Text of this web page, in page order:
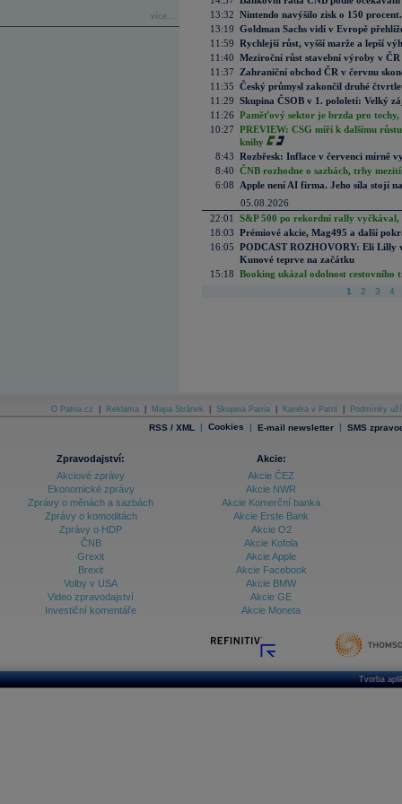
více...
13:32 Nintendo navýšilo zisk o 150
13:19 Goldman Sachs vidí v Evropě
11:59 Rychlejší růst, vyšší marže a lepší
11:40 Meziroční růst stavební výroby v
11:37
Zahraniční obchod ČR v červnu
11:35 Český průmysl zakončil druhé
11:29 Skupina ČSOB v 1. pololetí: Velký
11:26 Paměťový sektor je brzda pro techy,
10:27 PREVIEW: CSG míří k dalšímu
knihy
8:43 Rozbřesk: Inflace v červenci mírně
8:40 ČNB rozhodne o sazbách, trhy
6:08
Apple není AI firma. Jeho síla stojí
05.08.2026
22:01
S&P 500 po rekordní rally vyčkával,
18:03 Prémiové akcie, Mag495 a další
16:05 PODCAST ROZHOVORY: Eli Lilly
Kunové teprve na začátku
15:18 Booking ukázal odolnost cestovního
1 2 3 4
O Patria.cz Reklama Mapa Stránek Skupina Patria Kariéra v Patrii Podmínky
RSS / XML | Cookies | E-mail newsletter | SMS
Zpravodajství:
Akciové zprávy
Ekonomické zprávy
Zprávy o měnách a sazbách
Zprávy o komoditách
Zprávy o HDP
ČNB
Grexit
Brexit
Volby v USA
Video zpravodajství
Investiční komentáře
Akcie:
Akcie ČEZ
Akcie NWR
Akcie Komerční banka
Akcie Erste Bank
Akcie O2
Akcie Kofola
Akcie Apple
Akcie Facebook
Akcie BMW
Akcie GE
Akcie Moneta
Tvorba